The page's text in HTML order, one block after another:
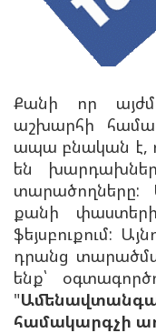
Քանի որ այժմ
աշխարհի
ապա բնական է,
են
տարածողները:
քանի
ֆեյսբուքում:
դրանց
ենք՝
"
համակարգչի